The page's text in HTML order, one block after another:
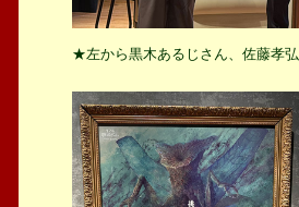
★左から黒木あるじさん、佐藤孝